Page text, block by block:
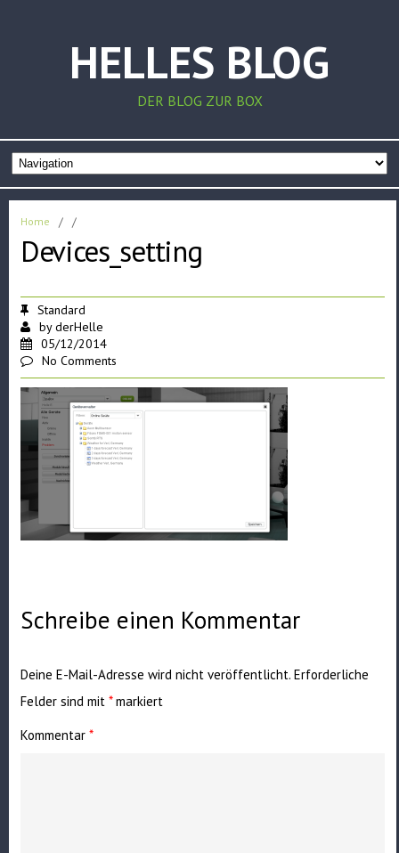
HELLES BLOG
DER BLOG ZUR BOX
Home / /
Devices_setting
Standard
byderHelle
05/12/2014
No Comments
Schreibe einen Kommentar
Deine E-Mail-Adresse wird nicht veröffentlicht. Erforderliche
Felder sind mit*markiert
Kommentar*